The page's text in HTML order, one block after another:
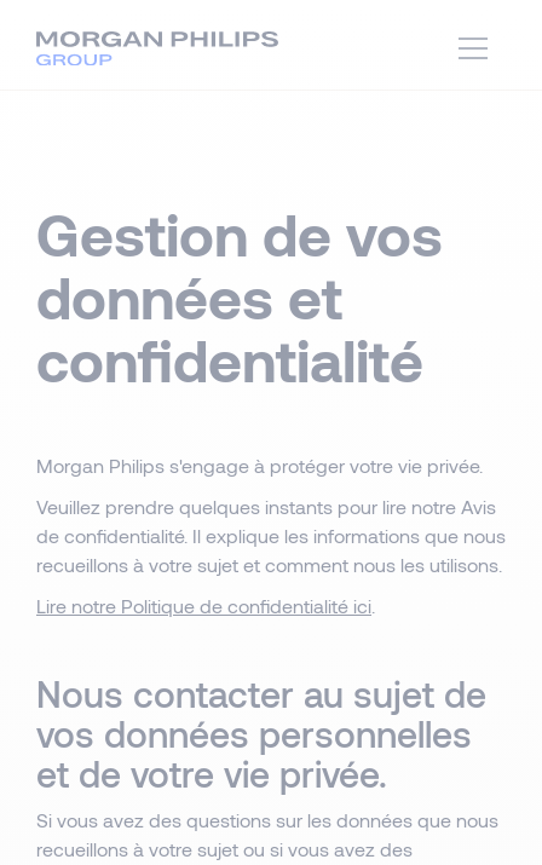
Gestion de vos
données et
confidentialité
Morgan Philips s'engage à protéger votre vie privée.
Veuillez prendre quelques instants pour lire notre Avis
de confidentialité. Il explique les informations que nous
recueillons à votre sujet et comment nous les utilisons.
Lire notre Politique de confidentialité ici
Nous contacter au sujet de
vos données personnelles
et de votre vie privée.
Si vous avez des questions sur les données que nous
recueillons à votre sujet ou si vous avez des